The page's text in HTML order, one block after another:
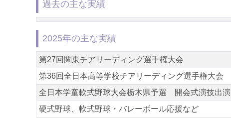
過去の主な実績
2025年の主な実績
第27回関東チアリーディング選手権大会
第36回全日本高等学校チアリーディング選手権大会
全日本学童軟式野球大会栃木県予選 開会式演技出演
硬式野球、軟式野球・バレーボール応援など